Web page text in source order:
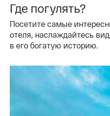
Где погулять?
Посетите самые
отеля, наслаждайтесь
в его богатую историю.